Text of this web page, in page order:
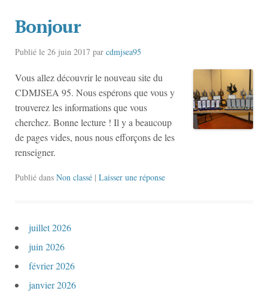
Bonjour
Publié le 26 juin 2017 par cdmjsea95
Vous allez découvrir le nouveau site du
CDMJSEA 95. Nous espérons que vous y
trouverez les informations que vous
cherchez. Bonne lecture ! Il y a beaucoup
de pages vides, nous nous efforçons de les
renseigner.
Publié dans Non classé | Laisser une réponse
juillet 2026
juin 2026
février 2026
janvier 2026